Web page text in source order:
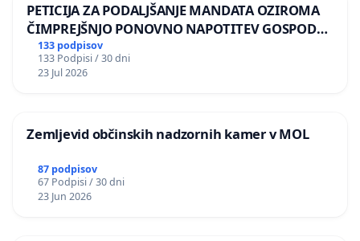
PETICIJA ZA PODALJŠANJE MANDATA OZIROMA
ČIMPREJŠNJO PONOVNO NAPOTITEV GOSPODA
BERNARDA ŠRAJNERJA NA VELEPOSLANIŠTVO
REPUBLIKE SLOVENIJE V MOSKVI
133 podpisov
133 Podpisi / 30 dni
23 Jul 2026
Zemljevid občinskih nadzornih kamer v MOL
87 podpisov
67 Podpisi / 30 dni
23 Jun 2026